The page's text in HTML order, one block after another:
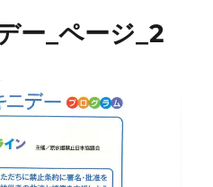
ー_ページ_2